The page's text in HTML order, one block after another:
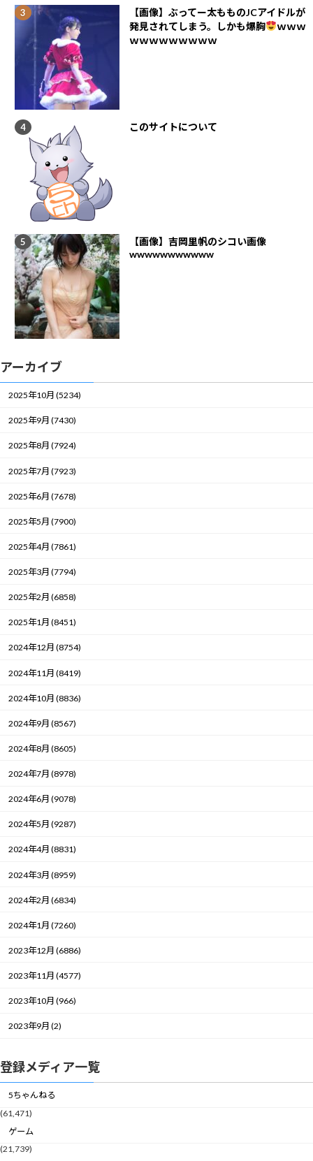
【画像】ぶってー太もものJCアイドルが
発見されてしまう。しかも爆胸
ｗｗｗ
ｗｗｗｗｗｗｗｗｗ
このサイトについて
【画像】吉岡里帆のシコい画像
wwwwwwwwwww
アーカイブ
2025年10月 (5234)
2025年9月 (7430)
2025年8月 (7924)
2025年7月 (7923)
2025年6月 (7678)
2025年5月 (7900)
2025年4月 (7861)
2025年3月 (7794)
2025年2月 (6858)
2025年1月 (8451)
2024年12月 (8754)
2024年11月 (8419)
2024年10月 (8836)
2024年9月 (8567)
2024年8月 (8605)
2024年7月 (8978)
2024年6月 (9078)
2024年5月 (9287)
2024年4月 (8831)
2024年3月 (8959)
2024年2月 (6834)
2024年1月 (7260)
2023年12月 (6886)
2023年11月 (4577)
2023年10月 (966)
2023年9月 (2)
登録メディア一覧
5ちゃんねる
(61,471)
ゲーム
(21,739)